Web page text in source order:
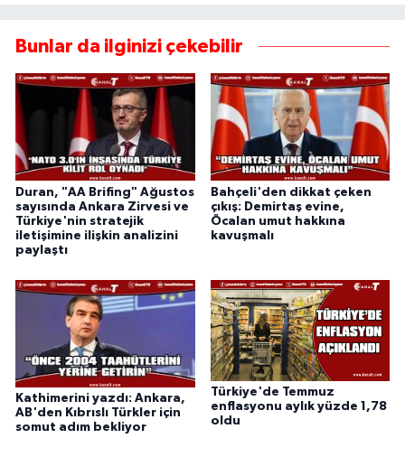
Bunlar da ilginizi çekebilir
Duran, "AA Brifing" Ağustos
sayısında Ankara Zirvesi ve
Türkiye'nin stratejik
iletişimine ilişkin analizini
paylaştı
Bahçeli'den dikkat çeken
çıkış: Demirtaş evine,
Öcalan umut hakkına
kavuşmalı
Kathimerini yazdı: Ankara,
AB'den Kıbrıslı Türkler için
somut adım bekliyor
Türkiye'de Temmuz
enflasyonu aylık yüzde 1,78
oldu